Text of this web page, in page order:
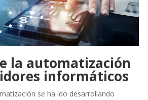
la automatización
informáticos
se ha ido desarrollando